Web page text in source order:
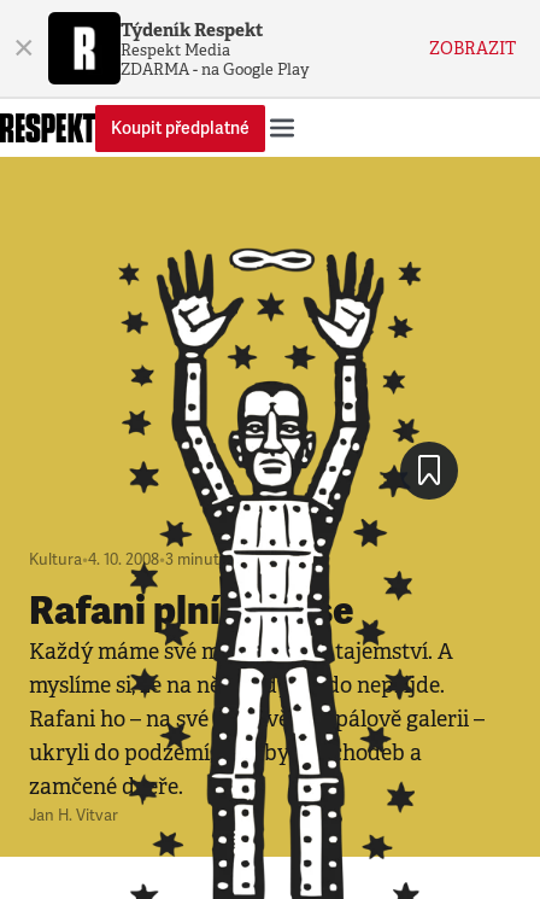
× Týdeník Respekt
Respekt Media
ZDARMA - na Google Play
ZOBRAZIT
Koupit předplatné
Kultura•4. 10. 2008•3 minuty
Rafani plní skepse
Každý máme své malé špinavé tajemství. A
myslíme si, že na něj nikdy nikdo nepřijde.
Rafani ho – na své výstavě ve Špálově galerii –
ukryli do podzemí, za labyrint chodeb a
zamčené dveře.
Jan H. Vitvar